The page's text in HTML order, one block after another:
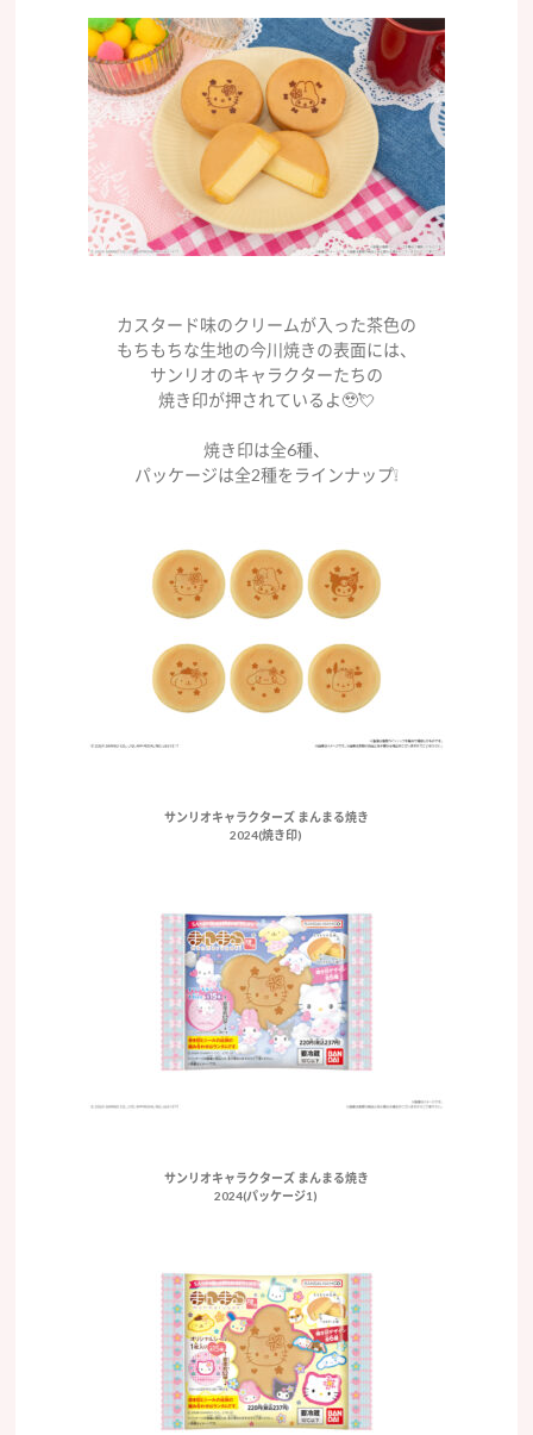
カスタード味のクリームが入った茶色の
もちもちな生地の今川焼きの表面には、
サンリオのキャラクターたちの
焼き印が押されているよ🥹💘
焼き印は全6種、
パッケージは全2種をラインナップ❕
サンリオキャラクターズ まんまる焼き
2024(焼き印)
サンリオキャラクターズ まんまる焼き
2024(パッケージ1)